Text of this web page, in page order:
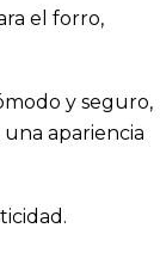
el forro,
y seguro,
apariencia